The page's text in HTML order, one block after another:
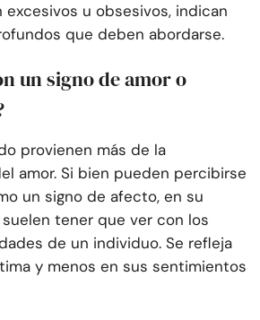
excesivos u obsesivos, indican
que deben abordarse.
un signo de amor o
provienen más de la
amor. Si bien pueden percibirse
un signo de afecto, en su
tener que ver con los
de un individuo. Se refleja
y menos en sus sentimientos